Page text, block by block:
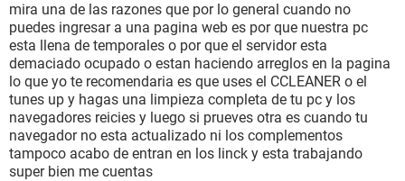
mira una de las razones que por lo general cuando no
puedes ingresar a una pagina web es por que nuestra pc
esta llena de temporales o por que el servidor esta
demaciado ocupado o estan haciendo arreglos en la pagina
lo que yo te recomendaria es que uses el CCLEANER o el
tunes up y hagas una limpieza completa de tu pc y los
navegadores reicies y luego si prueves otra es cuando tu
navegador no esta actualizado ni los complementos
tampoco acabo de entran en los linck y esta trabajando
super bien me cuentas